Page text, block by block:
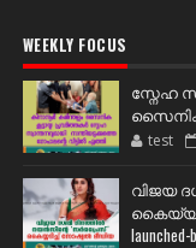
WEEKLY FOCUS
സ്നേഹ
test
വിജയ
launched-